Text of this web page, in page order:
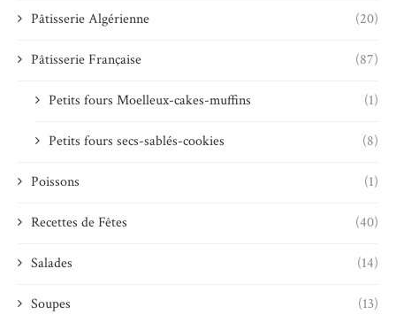
Pâtisserie Algérienne (20)
Pâtisserie Française (87)
Petits fours Moelleux-cakes-muffins (1)
Petits fours secs-sablés-cookies (8)
Poissons (1)
Recettes de Fêtes (40)
Salades (14)
Soupes (13)